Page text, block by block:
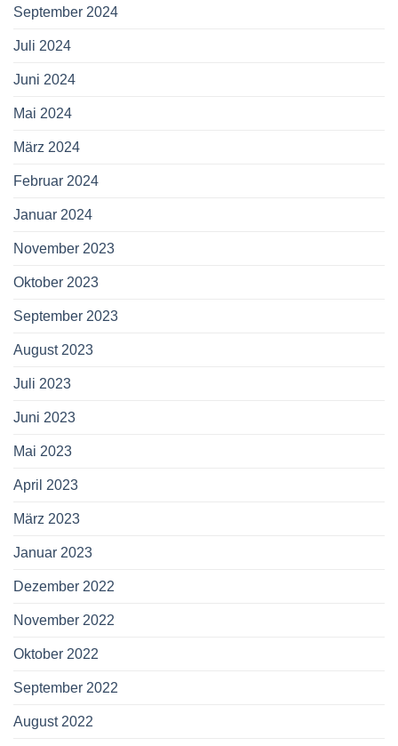
September 2024
Juli 2024
Juni 2024
Mai 2024
März 2024
Februar 2024
Januar 2024
November 2023
Oktober 2023
September 2023
August 2023
Juli 2023
Juni 2023
Mai 2023
April 2023
März 2023
Januar 2023
Dezember 2022
November 2022
Oktober 2022
September 2022
August 2022